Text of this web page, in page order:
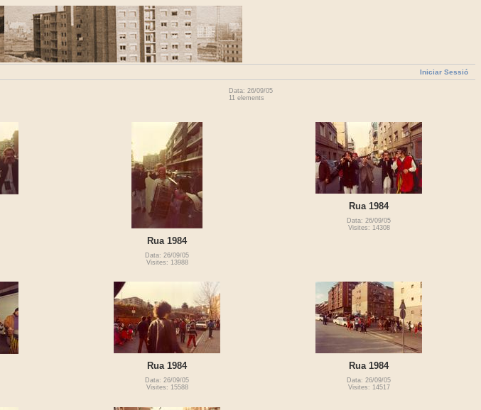
Iniciar Sessió
Data: 26/09/05
11 elements
Rua 1984
Data: 26/09/05
Visites: 13988
Rua 1984
Data: 26/09/05
Visites: 14308
Rua 1984
Data: 26/09/05
Visites: 15588
Rua 1984
Data: 26/09/05
Visites: 14517